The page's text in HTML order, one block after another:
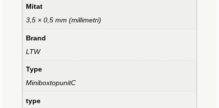
Mitat
3,5 × 0,5 mm (millimetri)
Brand
LTW
Type
MiniboxtopunitC
type